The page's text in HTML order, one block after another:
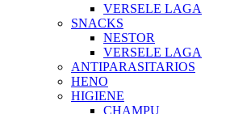
VERSELE LAGA
SNACKS
NESTOR
VERSELE LAGA
ANTIPARASITARIOS
HENO
HIGIENE
CHAMPU